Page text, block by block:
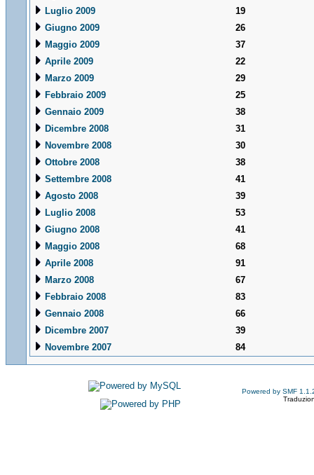
Luglio 2009
19
Giugno 2009
26
Maggio 2009
37
Aprile 2009
22
Marzo 2009
29
Febbraio 2009
25
Gennaio 2009
38
Dicembre 2008
31
Novembre 2008
30
Ottobre 2008
38
Settembre 2008
41
Agosto 2008
39
Luglio 2008
53
Giugno 2008
41
Maggio 2008
68
Aprile 2008
91
Marzo 2008
67
Febbraio 2008
83
Gennaio 2008
66
Dicembre 2007
39
Novembre 2007
84
Powered by SMF